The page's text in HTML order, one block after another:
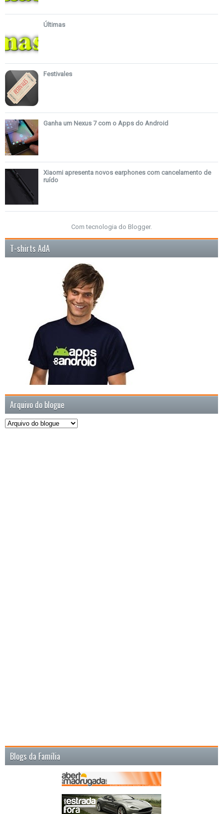
Últimas
Festivales
Ganha um Nexus 7 com o Apps do Android
Xiaomi apresenta novos earphones com cancelamento de
ruído
Com tecnologia do Blogger.
T-shirts AdA
Arquivo do blogue
Blogs da Família